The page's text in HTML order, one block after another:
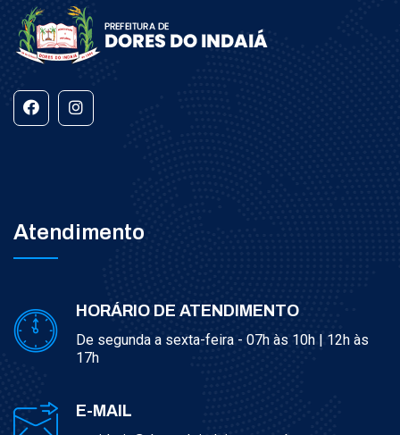
Atendimento
HORÁRIO DE ATENDIMENTO
De segunda a sexta-feira - 07h às 10h | 12h às
17h
E-MAIL